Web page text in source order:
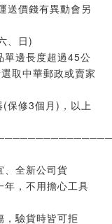
送價錢有異動會另
、日)
單邊長度超過45公
取中華郵政或賣家
保修3個月)，以上
、全新公司貨
年，不用擔心工具
，驗貨時皆可拒